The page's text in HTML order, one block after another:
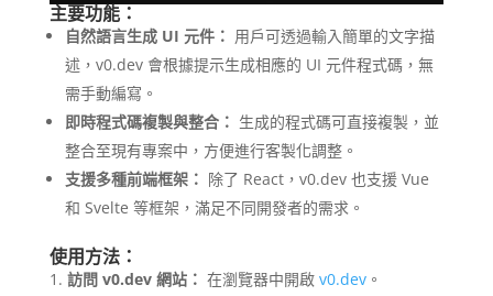
主要功能：
自然語言生成 UI 元件： 用戶可透過輸入簡單的文字描
述，v0.dev 會根據提示生成相應的 UI 元件程式碼，無
需手動編寫。
即時程式碼複製與整合： 生成的程式碼可直接複製，並
整合至現有專案中，方便進行客製化調整。
支援多種前端框架： 除了 React，v0.dev 也支援 Vue
和 Svelte 等框架，滿足不同開發者的需求。
使用方法：
訪問 v0.dev 網站： 在瀏覽器中開啟 v0.dev。